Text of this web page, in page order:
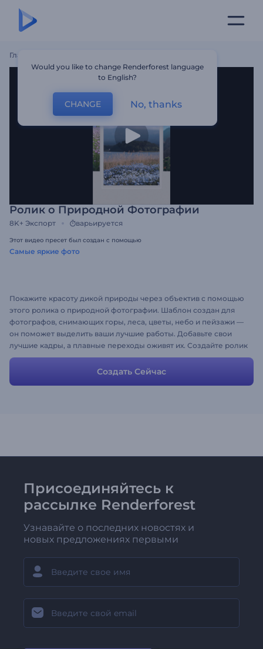
Главная
Ролик о Природной Фотографии
8K+ Экспорт варьируется
Этот видео пресет был создан с помощью
Самые яркие фото
Покажите красоту дикой природы через объектив с помощью
этого ролика о природной фотографии. Шаблон создан для
фотографов, снимающих горы, леса, цветы, небо и пейзажи —
он поможет выделить ваши лучшие работы. Добавьте свои
лучшие кадры, а плавные переходы оживят их. Создайте ролик
уже сейчас — пусть ваша фотография говорит сама за себя!
Создать Сейчас
Присоединяйтесь к
рассылке Renderforest
Узнавайте о последних новостях и
новых предложениях первыми
Would you like to change Renderforest language
to English?
CHANGE No, thanks